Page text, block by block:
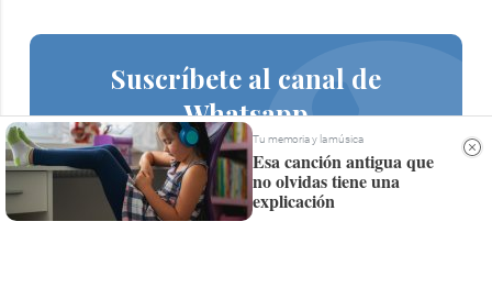
Suscríbete al canal de
Whatsapp
Siempre al día de las últimas noticias
¡Quiero suscribirme!
Tu memoria y la música
Esa canción antigua que
no olvidas tiene una
explicación